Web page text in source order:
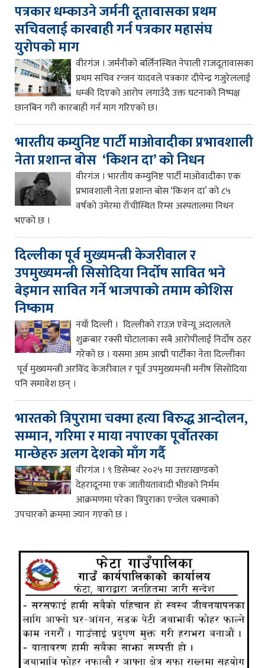
पत्रकार धम्काउने जर्मनी दूतावासका प्रथम
सचिवलाई कारबाही गर्न पत्रकार महासंघ
युरोपको माग
वीरगंज । जर्मनीको बर्लिनस्थित नेपाली राजदूतावासका
प्रथम सचिव रन्जन यादवले पत्रकार दीपेन्द्र गजुरेललाई
धम्की दिएको आरोप लगाउँदै उक्त घटनाको निष्पक्ष
छानबिन गरी कारबाही गर्न माग गरिएको छ।
भारतीय कम्युनिष्ट पार्टी माओवादीका प्रभावशाली
नेता प्रशान्त बोस ‘किशन दा’ को निधन
वीरगंज । भारतीय कम्युनिष्ट पार्टी माओवादीका एक
प्रभावशाली नेता प्रशान्त बोस ‘किशन दा’ को ८५
वर्षको उमेरमा राँचीस्थित रिम्स अस्पतालमा निधन
भएको छ ।
दिल्लीका पूर्व मुख्यमन्त्री केजरीवाल र
उपमुख्यमन्त्री सिसोदिया निर्दोष सावित भने
बेइमान सावित गर्ने भाजपाको तमाम कोशिस
निष्काम
नयाँ दिल्ली । दिल्लीको राउज़ एवेन्यू अदालतले
शुक्रबार रक्सी घोटालाका सबै आरोपीलाई निर्दोष ठहर
गरेको छ । यसमा आम आद्मी पार्टीका नेता दिल्लीका
पूर्व मुख्यमन्त्री अरविंद केजरीवाल र पूर्व उपमुख्यमन्त्री मनीष सिसोदिया
पनि समावेश छन् ।
भारतको त्रिपुरामा चक्मा हत्या बिरुद्ध आन्दोलन,
सम्मान, गरिमा र माया नपाएका पूर्वोतरका
मान्छेहरु अलग देशको माँग गर्दै
वीरगंज । ९ डिसेम्बर २०२५ मा उत्तराखण्डको
देहरादूनमा एक जातीयतावादी भीडको निर्मम
आक्रमणमा परेका त्रिपुराका एन्जेल चक्माको
उपचारको क्रममा ज्यान गएको छ ।